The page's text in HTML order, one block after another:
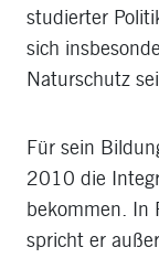
studierter
sich
Naturschutz
Für sein
2010 die
bekommen. In
spricht er